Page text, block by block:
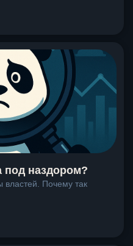
под наздором?
властей. Почему так